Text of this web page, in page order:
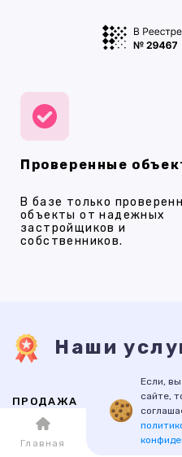
Проверенные
В базе только
объекты от надежных
застройщиков и
собственников.
Наши
ПРОДАЖА АРЕНДА
ВТОРИЧНАЯ
Если,
сайте,
Главная Каталог